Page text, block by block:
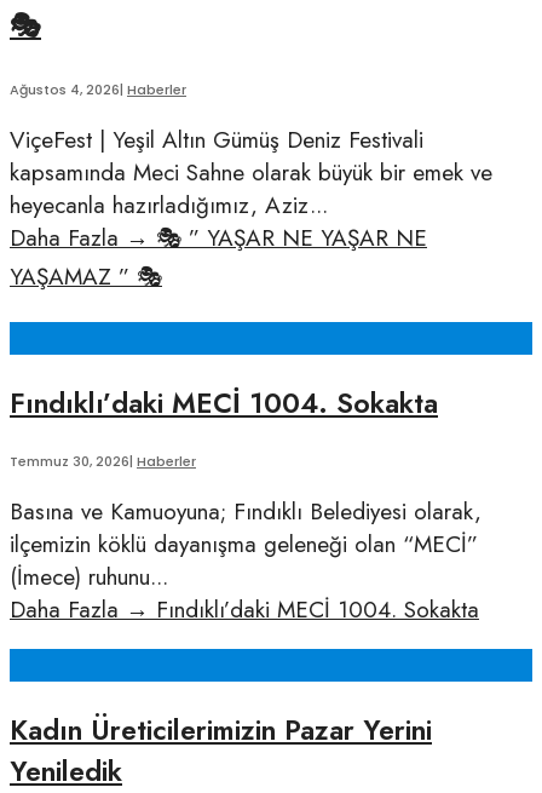
🎭
Ağustos 4, 2026| Haberler
ViçeFest | Yeşil Altın Gümüş Deniz Festivali
kapsamında Meci Sahne olarak büyük bir emek ve
heyecanla hazırladığımız, Aziz...
Daha Fazla → 🎭 ” YAŞAR NE YAŞAR NE
YAŞAMAZ ” 🎭
Fındıklı’daki MECİ 1004. Sokakta
Temmuz 30, 2026| Haberler
Basına ve Kamuoyuna; Fındıklı Belediyesi olarak,
ilçemizin köklü dayanışma geleneği olan “MECİ”
(İmece) ruhunu...
Daha Fazla → Fındıklı’daki MECİ 1004. Sokakta
Kadın Üreticilerimizin Pazar Yerini
Yeniledik